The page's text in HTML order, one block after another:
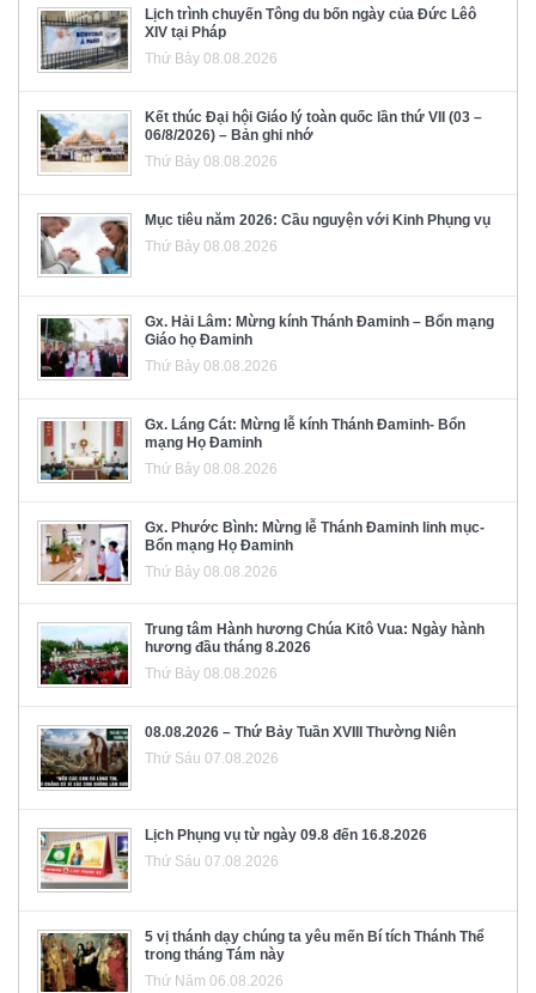
Lịch trình chuyến Tông du bốn ngày của Đức Lêô
XIV tại Pháp
Thứ Bảy 08.08.2026
Kết thúc Đại hội Giáo lý toàn quốc lần thứ VII (03 –
06/8/2026) – Bản ghi nhớ
Thứ Bảy 08.08.2026
Mục tiêu năm 2026: Cầu nguyện với Kinh Phụng vụ
Thứ Bảy 08.08.2026
Gx. Hải Lâm: Mừng kính Thánh Đaminh – Bổn mạng
Giáo họ Đaminh
Thứ Bảy 08.08.2026
Gx. Láng Cát: Mừng lễ kính Thánh Đaminh- Bổn
mạng Họ Đaminh
Thứ Bảy 08.08.2026
Gx. Phước Bình: Mừng lễ Thánh Đaminh linh mục-
Bổn mạng Họ Đaminh
Thứ Bảy 08.08.2026
Trung tâm Hành hương Chúa Kitô Vua: Ngày hành
hương đầu tháng 8.2026
Thứ Bảy 08.08.2026
08.08.2026 – Thứ Bảy Tuần XVIII Thường Niên
Thứ Sáu 07.08.2026
Lịch Phụng vụ từ ngày 09.8 đến 16.8.2026
Thứ Sáu 07.08.2026
5 vị thánh dạy chúng ta yêu mến Bí tích Thánh Thể
trong tháng Tám này
Thứ Năm 06.08.2026